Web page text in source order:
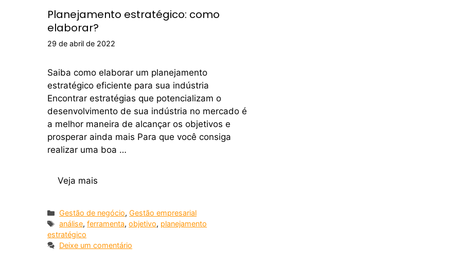
Planejamento estratégico: como
elaborar?
29 de abril de 2022
Saiba como elaborar um planejamento
estratégico eficiente para sua indústria
Encontrar estratégias que potencializam o
desenvolvimento de sua indústria no mercado é
a melhor maneira de alcançar os objetivos e
prosperar ainda mais Para que você consiga
realizar uma boa …
Veja mais
Gestão de negócio,Gestão empresarial
análise,ferramenta,objetivo, planejamento
estratégico
Deixe um comentário